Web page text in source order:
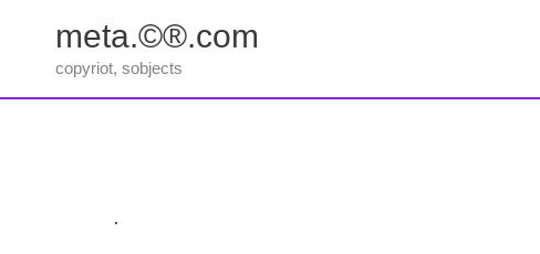
springen
meta.©®.com
copyriot, sobjects
.